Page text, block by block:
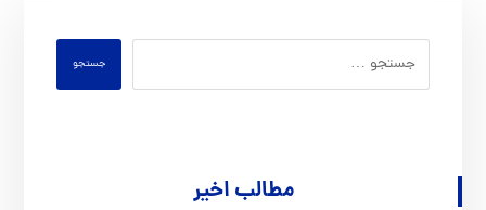
جستجو
مطالب اخیر